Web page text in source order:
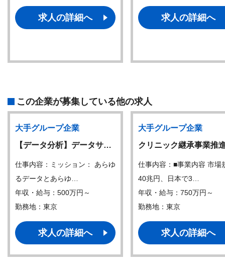
求人の詳細へ 求人の詳細へ
この企業が募集している他の求人
大手グループ企業
【データ分析】データサ…
仕事内容：ミッション： あらゆ
るデータとあらゆ…
年収・給与：500万円～
勤務地：東京
求人の詳細へ
大手グループ企業
クリニック継承事業推
仕事内容：■事業内容 市場
40兆円、日本で3…
年収・給与：750万円～
勤務地：東京
求人の詳細へ